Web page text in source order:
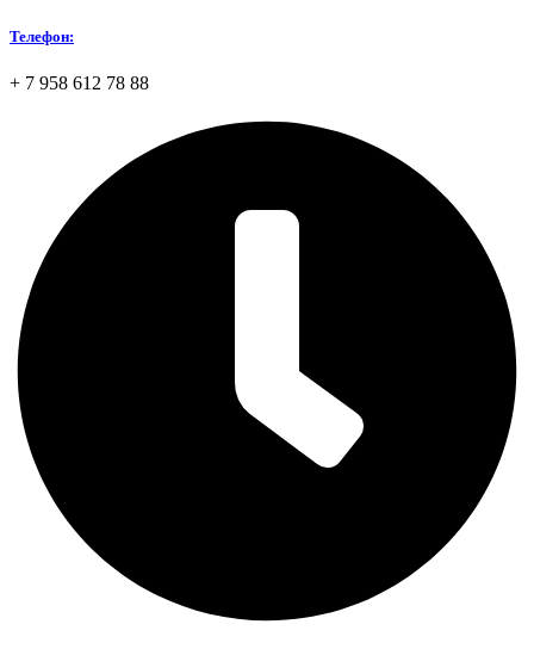
Телефон:
+ 7 958 612 78 88